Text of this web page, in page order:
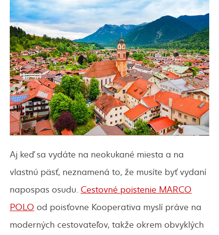
Aj keď sa vydáte na neokukané miesta a na
vlastnú päsť, neznamená to, že musíte byť vydaní
napospas osudu. Cestovné poistenie MARCO
POLO od poisťovne Kooperativa myslí práve na
moderných cestovateľov, takže okrem obvyklých